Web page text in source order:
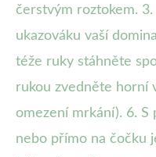
čerstvým roztokem.
ukazováku vaší
téže ruky stáhněte
rukou zvedněte horní
omezení mrkání). 6.
nebo přímo na čočku